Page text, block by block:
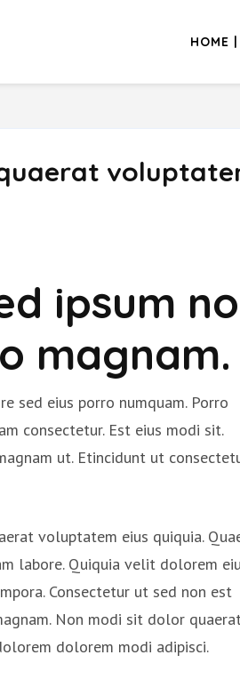
HOME
ipsum
magnam.
sed eius porro numquam. Porro
consectetur. Est eius modi sit.
ut. Etincidunt ut
voluptatem eius quiquia.
labore. Quiquia velit dolorem
Consectetur ut sed non est
Non modi sit dolor
dolorem modi adipisci.